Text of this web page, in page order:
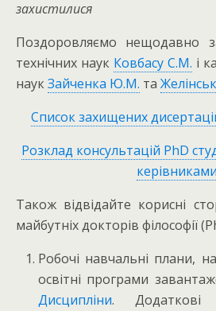
захистилися
Поздоровляємо нещодавно
технічних наук Ковбасу С.М. і
наукЗайченка Ю.М. та
Список захищених
Розклад консультацій PhD
керівниками
Також відвідайте корисні
майбутніх докторів філософії
Робочі навчальні плани,
освітні програми
Дисципліни. Додаткові